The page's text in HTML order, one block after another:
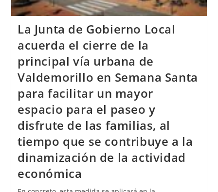
La Junta de Gobierno Local
acuerda el cierre de la
principal vía urbana de
Valdemorillo en Semana Santa
para facilitar un mayor
espacio para el paseo y
disfrute de las familias, al
tiempo que se contribuye a la
dinamización de la actividad
económica